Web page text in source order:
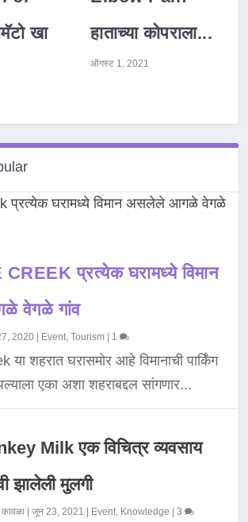
खा
हाताच्या कोपराला...
ऑगस्ट 1, 2021
प्रत्येक घरामध्ये विमान
वेगळे गांव
2020 Event,Tourism 1
शहरात घरासमोर आहे विमानाची पार्किंग
एका अशा शहराबद्दल सांगणार...
Milk एक विचित्र व्यवसाय
झालेली मुलगी
कावळा |जून 23, 2021 Event, Knowledge |3